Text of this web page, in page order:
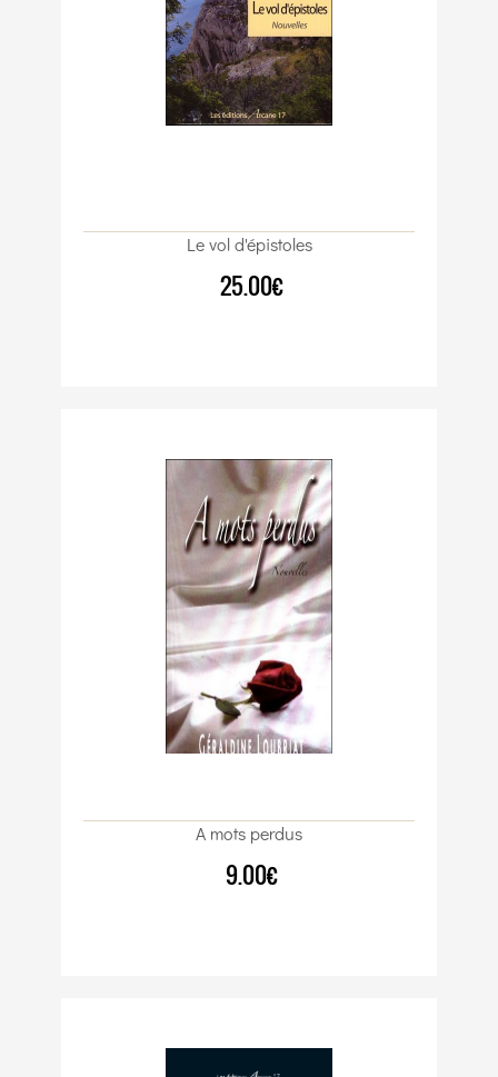
Le vol d'épistoles
25.00€
A mots perdus
9.00€